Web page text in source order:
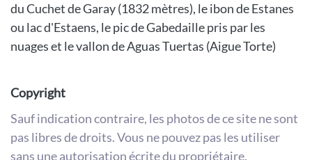
du Cuchet de Garay (1832 mètres), le ibon de Estanes
ou lac d'Estaens, le pic de Gabedaille pris par les
nuages et le vallon de Aguas Tuertas (Aigue Torte)
Copyright
Sauf indication contraire, les photos de ce site ne sont
pas libres de droits. Vous ne pouvez pas les utiliser
sans une autorisation écrite du propriétaire.